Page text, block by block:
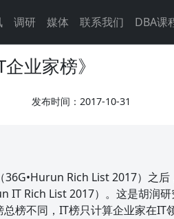
调研 媒体 联系我们 DBA课
业家榜》
发布时间：2017-10-31
Rich List 2017）之后
IT Rich List 2017）。这是胡润
榜不同，IT榜只计算企业家在IT